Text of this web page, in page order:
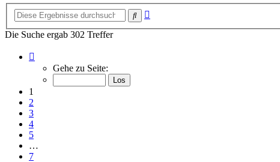
Suche
Die Suche ergab 302 Treffer
von
Gehe zu Seite:
1
2
3
4
5
…
7